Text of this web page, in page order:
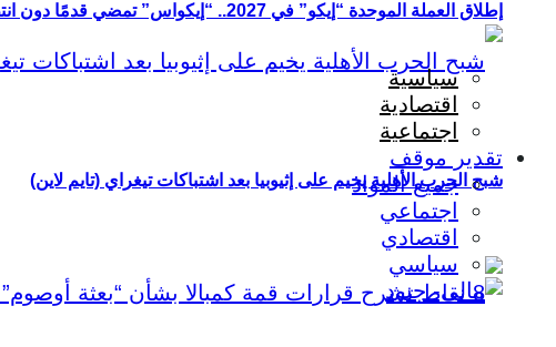
شبح الحرب الأهلية يخيم على إثيوبيا بعد اشتباكات تيغراي (تايم لاين)
إطلاق العملة الموحدة “إيكو” في 2027.. “إيكواس” تمضي قدمًا دون انتظار
سياسية
اقتصادية
اجتماعية
تقدير موقف
جميع المواد
اجتماعي
اقتصادي
سياسي